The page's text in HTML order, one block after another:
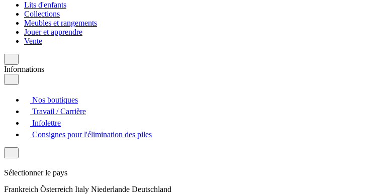
Lits d'enfants
Collections
Meubles et rangements
Jouer et apprendre
Vente
Informations
Nos boutiques
Travail / Carrière
Infolettre
Consignes pour l'élimination des piles
Sélectionner le pays
Frankreich Österreich Italy Niederlande Deutschland